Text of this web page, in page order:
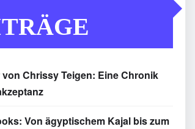
Chrissy Teigen: Eine Chronik
Von ägyptischem Kajal bis zum